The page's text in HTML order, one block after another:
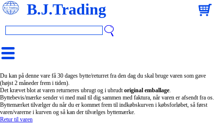
B.J.Trading
Du kan på denne vare få 30 dages bytte/returret fra den dag du skal bruge varen som gave
(højst 2 måneder frem i tiden).
Det krævet blot at varen returneres ubrugt og i ubrudtoriginal emballage.
Byttebevis/mærke sender vi med mail til dig sammen med faktura, når varen er afsendt fra os.
Byttemærket tilvælger du når du er kommet frem til indkøbskurven i købsforløbet, så først
varen/varerne i kurven og så kan der tilvælges byttemærke.
Retur til varen